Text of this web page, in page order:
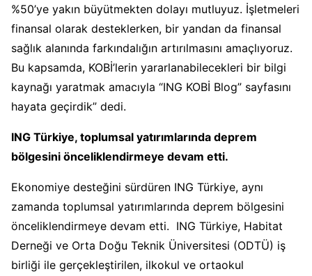
%50’ye yakın büyütmekten dolayı mutluyuz. İşletmeleri
finansal olarak desteklerken, bir yandan da finansal
sağlık alanında farkındalığın artırılmasını amaçlıyoruz.
Bu kapsamda, KOBİ’lerin yararlanabilecekleri bir bilgi
kaynağı yaratmak amacıyla “ING KOBİ Blog” sayfasını
hayata geçirdik” dedi.
ING Türkiye, toplumsal yatırımlarında deprem
bölgesini önceliklendirmeye devam etti.
Ekonomiye desteğini sürdüren ING Türkiye, aynı
zamanda toplumsal yatırımlarında deprem bölgesini
önceliklendirmeye devam etti. ING Türkiye, Habitat
Derneği ve Orta Doğu Teknik Üniversitesi (ODTÜ) iş
birliği ile gerçekleştirilen, ilkokul ve ortaokul